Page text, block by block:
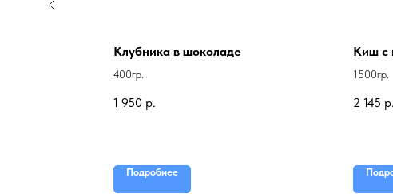
Клубника в шоколаде
400гр.
1 950 р.
Подробнее
Киш с
1500гр.
2 145 р.